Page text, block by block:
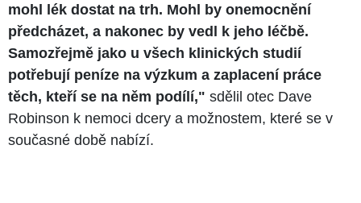
mohl lék dostat na trh. Mohl by onemocnění
předcházet, a nakonec by vedl k jeho léčbě.
Samozřejmě jako u všech klinických studií
potřebují peníze na výzkum a zaplacení práce
těch, kteří se na něm podílí," sdělil otec Dave
Robinson k nemoci dcery a možnostem, které se v
současné době nabízí.